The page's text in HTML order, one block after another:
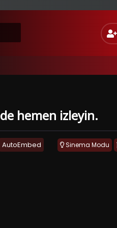
hemen izleyin.
AutoEmbed
Sinema Modu